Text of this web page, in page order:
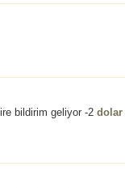
bildirim geliyor -2 dolar